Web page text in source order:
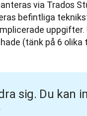
via Trados
befintliga
(tänk på 6 olika
sig. Du kan